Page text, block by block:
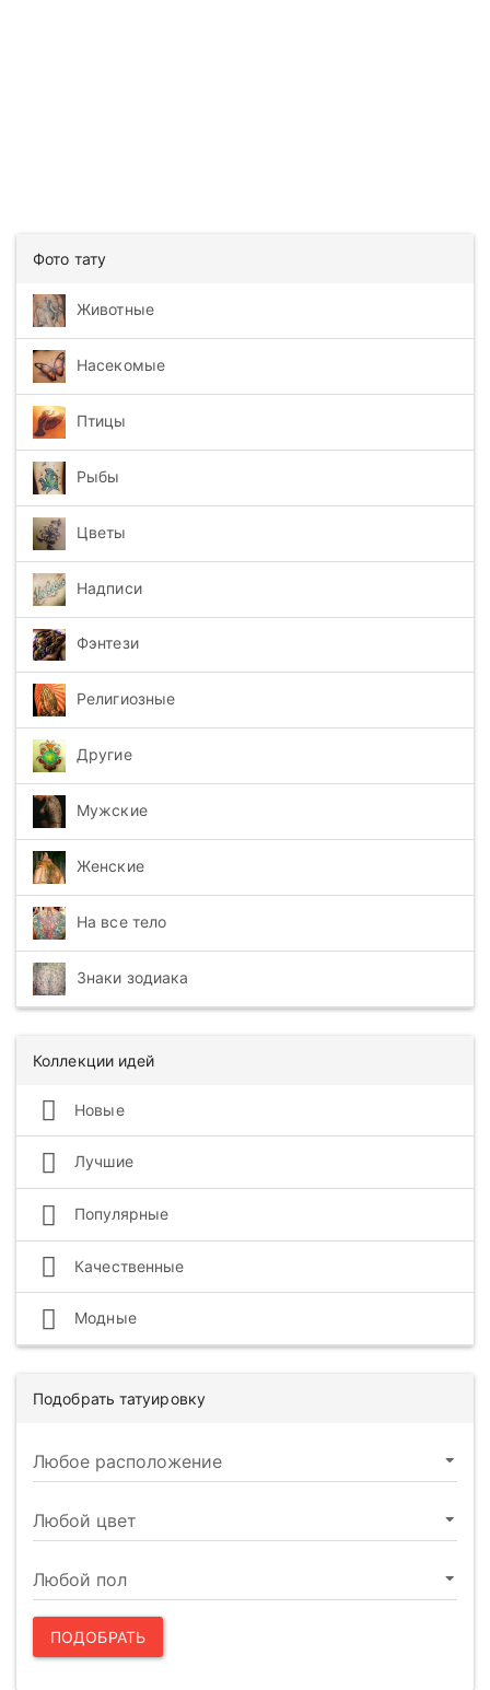
Фото тату
Животные
Насекомые
Птицы
Рыбы
Цветы
Надписи
Фэнтези
Религиозные
Другие
Мужские
Женские
На все тело
Знаки зодиака
Коллекции идей
Новые
Лучшие
Популярные
Качественные
Модные
Подобрать татуировку
ПОДОБРАТЬ